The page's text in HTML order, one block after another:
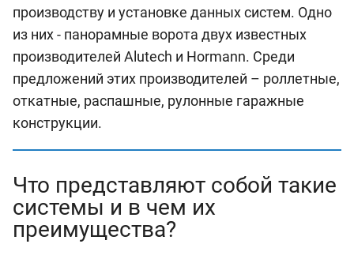
производству и установке данных систем. Одно
из них - панорамные ворота двух известных
производителей Alutech и Hormann. Среди
предложений этих производителей – роллетные,
откатные, распашные, рулонные гаражные
конструкции.
Что представляют собой такие
системы и в чем их
преимущества?